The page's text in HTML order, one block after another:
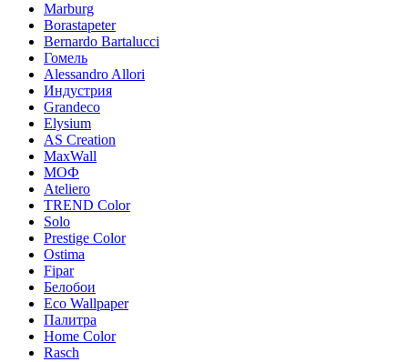
Marburg
Borastapeter
Bernardo Bartalucci
Гомель
Alessandro Allori
Индустрия
Grandeco
Elysium
AS Creation
MaxWall
МОФ
Ateliero
TREND Color
Solo
Prestige Color
Ostima
Fipar
Белобои
Eco Wallpaper
Палитра
Home Color
Rasch